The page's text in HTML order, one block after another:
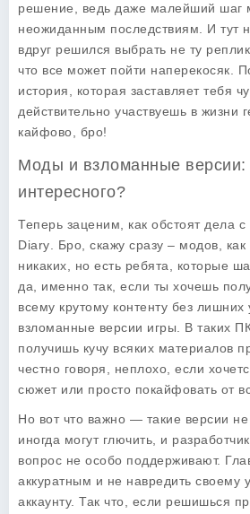
решение, ведь даже малейший шаг
неожиданным последствиям. И тут
вдруг решился выбрать не ту
что все может пойти наперекосяк.
история, которая заставляет тебя
действительно участвуешь в жизни
кайфово, бро!
Моды и взломанные версии:
интересного?
Теперь заценим, как обстоят дела
Diary . Бро, скажу сразу – модов,
никаких, но есть ребята, которые
да, именно так, если ты хочешь
всему крутому контенту без
взломанные версии игры. В таких
получишь кучу всяких материалов
честно говоря, неплохо, если
сюжет или просто покайфовать от
Но вот что важно — такие версии не
иногда могут глючить, и
вопрос не особо поддерживают.
аккуратным и не навредить своему
аккаунту. Так что, если решишься